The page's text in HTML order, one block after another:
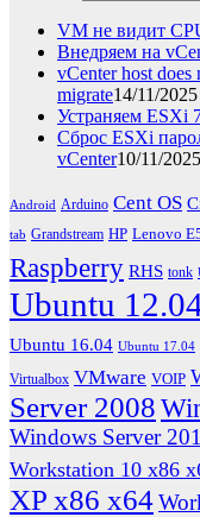
VM не видит
Внедряем на
vCenter host does
migrate14/11/2025
Устраняем ESXi
Сброс ESXi
vCenter10/11/2025
Android Arduino Cent OS
tab Grandstream HP Lenovo
Raspberry RHS tonk
Ubuntu
Ubuntu 16.04 Ubuntu 17.04
Virtualbox VMware VOIP
Server 2008
Windows Server
Workstation 10 x86
XP x86 x64